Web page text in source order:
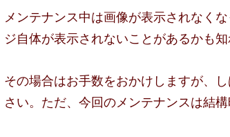
メンテナンス中は画像が表示されなく
ジ自体が表示されないことがあるかも知
その場合はお手数をおかけしますが、
さい。 ただ、今回のメンテナンスは結